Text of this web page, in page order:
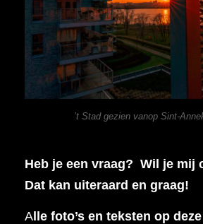
’t Stad gezien vanop Sint-
Heb je een vraag? Wil je mij
Dat kan uiteraard en graag!
Alle foto’s en teksten op